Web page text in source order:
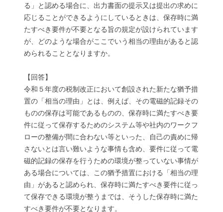
る」と認める場合に、出力書面の提示又は提出の求めに
応じることができるようにしているときは、保存時に満
たすべき要件が不要となる旨の規定が設けられています
が、どのような場合がここでいう相当の理由があると認
められることとなりますか。
【回答】
令和５年度の税制改正において創設された新たな猶予措
置の「相当の理由」とは、例えば、その電磁的記録その
ものの保存は可能であるものの、保存時に満たすべき要
件に従って保存するためのシステム等や社内のワークフ
ローの整備が間に合わない等といった、自己の責めに帰
さないとは言い難いような事情も含め、要件に従って電
磁的記録の保存を行うための環境が整っていない事情が
ある場合については、この猶予措置における「相当の理
由」があると認められ、保存時に満たすべき要件に従っ
て保存できる環境が整うまでは、そうした保存時に満た
すべき要件が不要となります。